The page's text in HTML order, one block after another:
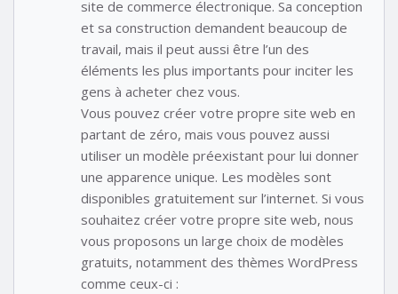
site de commerce électronique. Sa conception
et sa construction demandent beaucoup de
travail, mais il peut aussi être l’un des
éléments les plus importants pour inciter les
gens à acheter chez vous.
Vous pouvez créer votre propre site web en
partant de zéro, mais vous pouvez aussi
utiliser un modèle préexistant pour lui donner
une apparence unique. Les modèles sont
disponibles gratuitement sur l’internet. Si vous
souhaitez créer votre propre site web, nous
vous proposons un large choix de modèles
gratuits, notamment des thèmes WordPress
comme ceux-ci :